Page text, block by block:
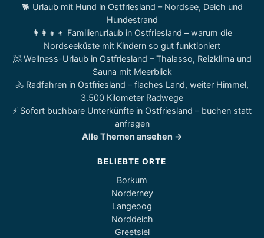
🐕 Urlaub mit Hund in Ostfriesland – Nordsee, Deich und
Hundestrand
👨‍👩‍👧‍👦 Familienurlaub in Ostfriesland – warum die
Nordseeküste mit Kindern so gut funktioniert
🧖 Wellness-Urlaub in Ostfriesland – Thalasso, Reizklima und
Sauna mit Meerblick
🚴 Radfahren in Ostfriesland – flaches Land, weiter Himmel,
3.500 Kilometer Radwege
⚡ Sofort buchbare Unterkünfte in Ostfriesland – buchen statt
anfragen
Alle Themen ansehen →
BELIEBTE ORTE
Borkum
Norderney
Langeoog
Norddeich
Greetsiel